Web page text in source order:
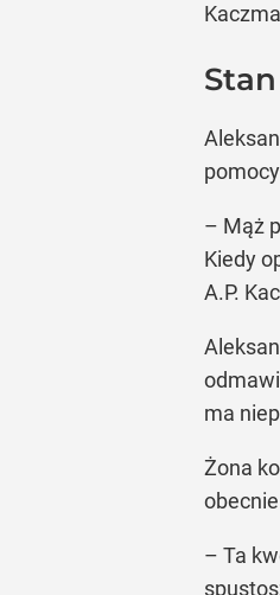
– Mąż
Kiedy
A.P.
ma
Żona
– Ta